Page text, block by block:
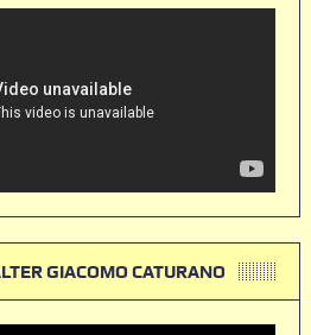
GIACOMO CATURANO